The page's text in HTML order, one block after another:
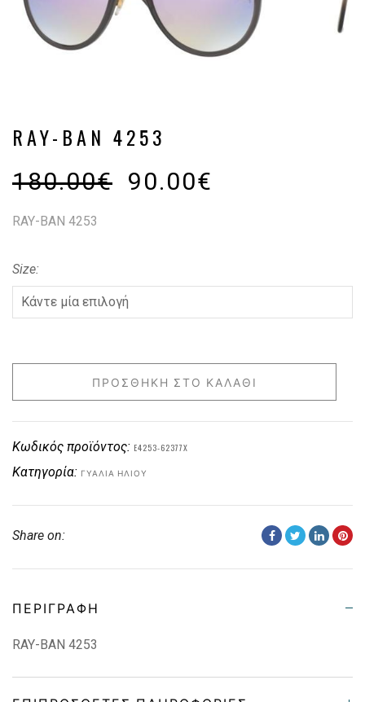
RAY-BAN 4253
180.00€ 90.00€
RAY-BAN 4253
Size
ΠΡΟΣΘΉΚΗ ΣΤΟ ΚΑΛΆΘΙ
Κωδικός προϊόντος: E4253-62377X
Κατηγορία: ΓΥΑΛΙΆ ΗΛΊΟΥ
Share on:
ΠΕΡΙΓΡΑΦΉ
RAY-BAN 4253